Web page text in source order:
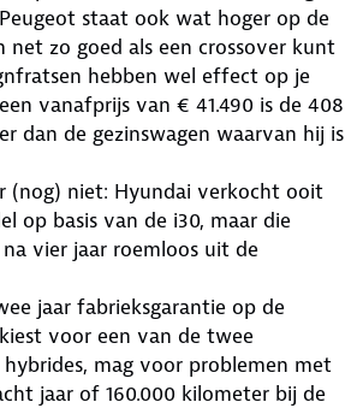
staat ook wat hoger op de
net zo goed als een crossover kunt
hebben wel effect op je
vanafprijs van € 41.490 is de 408
dan de gezinswagen waarvan hij is
(nog) niet: Hyundai verkocht ooit
op basis van de i30, maar die
vier jaar roemloos uit de
jaar fabrieksgarantie op de
voor een van de twee
mag voor problemen met
jaar of 160.000 kilometer bij de